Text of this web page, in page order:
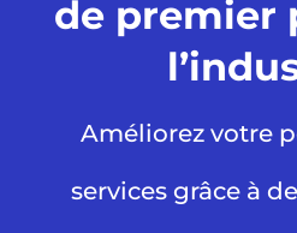
de premier
Améliorez votre
services grâce à